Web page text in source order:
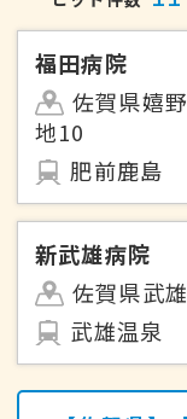
福田病院
佐賀県嬉
地10
肥前鹿島
新武雄病院
佐賀県武
武雄温泉